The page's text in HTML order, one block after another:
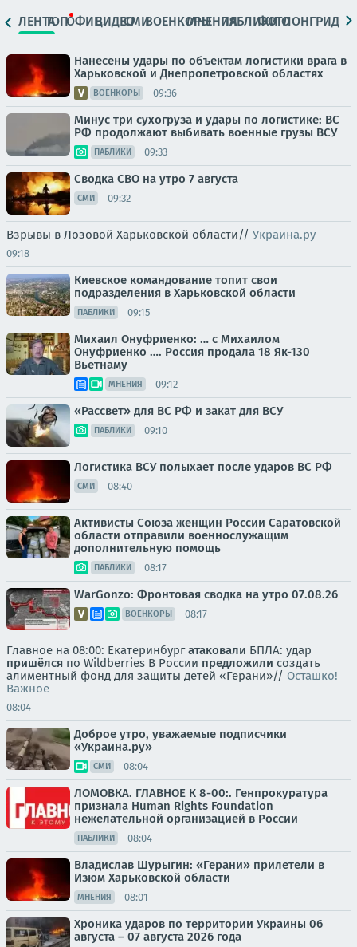
ЛЕНТАТОПОФИЦ.ВИДЕОСМИВОЕНКОРЫМНЕНИЯПАБЛИКИ
ФОТОЛОНГРИДЫ
Нанесены удары по объектам логистики врага в
Харьковской и Днепропетровской областях
ВОЕНКОРЫ 09:36
Минус три сухогруза и удары по логистике: ВС
РФ продолжают выбивать военные грузы ВСУ
ПАБЛИКИ 09:33
Сводка СВО на утро 7 августа
СМИ 09:32
Взрывы в Лозовой Харьковской области// Украина.ру
09:18
Киевское командование топит свои
подразделения в Харьковской области
ПАБЛИКИ 09:15
Михаил Онуфриенко: … с Михаилом
Онуфриенко …. Россия продала 18 Як-130
Вьетнаму
МНЕНИЯ 09:12
«Рассвет» для ВС РФ и закат для ВСУ
ПАБЛИКИ 09:10
Логистика ВСУ полыхает после ударов ВС РФ
СМИ 08:40
Активисты Союза женщин России Саратовской
области отправили военнослужащим
дополнительную помощь
ПАБЛИКИ 08:17
WarGonzo: Фронтовая сводка на утро 07.08.26
ВОЕНКОРЫ 08:17
Главное на 08:00: Екатеринбургатаковали БПЛА: удар
пришёлся по Wildberries В России предложили создать
алиментный фонд для защиты детей «Герани»// Осташко!
Важное
08:04
Доброе утро, уважаемые подписчики
«Украина.ру»
СМИ 08:04
ЛОМОВКА. ГЛАВНОЕ К 8-00:. Генпрокуратура
признала Human Rights Foundation
нежелательной организацией в России
ПАБЛИКИ 08:04
Владислав Шурыгин: «Герани» прилетели в
Изюм Харьковской области
МНЕНИЯ 08:01
Хроника ударов по территории Украины 06
августа – 07 августа 2026 года